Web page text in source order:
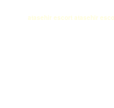
atasehir escort atasehir